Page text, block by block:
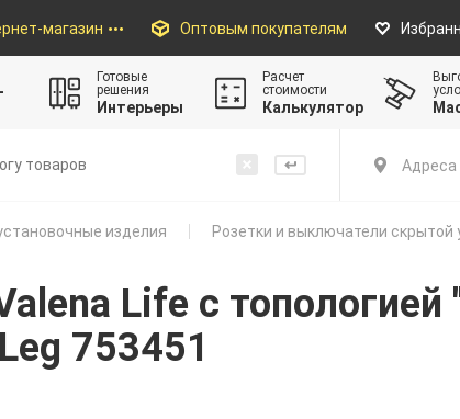
магазин Оптовым покупателям
Готовые
решения
Интерьеры
Расчет
стоимости
Калькулятор
Адреса
изделия
Розетки и выключатели скрытой
Life с
753451